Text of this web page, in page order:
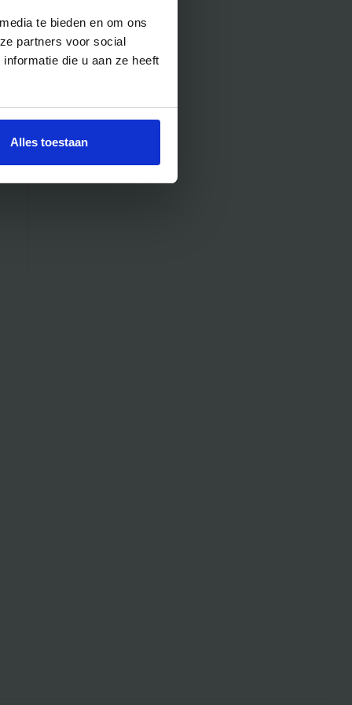
te bieden en om ons
partners voor social
die u aan ze heeft
Alles toestaan